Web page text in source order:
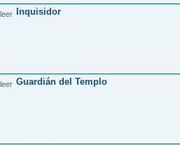
Inquisidor
Guardián del Templo